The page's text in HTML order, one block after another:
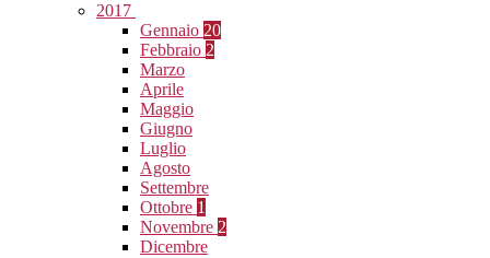
2017
Gennaio 20
Febbraio 2
Marzo
Aprile
Maggio
Giugno
Luglio
Agosto
Settembre
Ottobre 1
Novembre 2
Dicembre